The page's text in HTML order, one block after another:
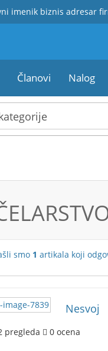
imenik biznis adresar
Članovi Nalog
smo 1 artikala koji
Nesvoj
pregleda 0ocena